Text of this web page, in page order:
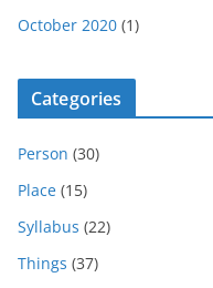
October 2020 (1)
Categories
Person (30)
Place (15)
Syllabus (22)
Things (37)